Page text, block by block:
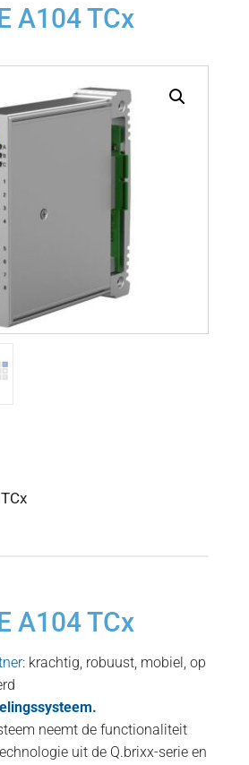
A104 TCx
A104 TCx
: krachtig, robuust, mobiel, op
neemt de functionaliteit
uit de Q.brixx-serie en